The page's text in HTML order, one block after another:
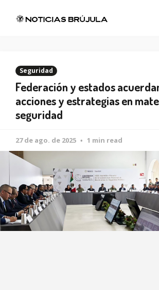
Seguridad
Federación y estados
acciones y estrategias en
seguridad
27 de ago. de 2025 1 min read